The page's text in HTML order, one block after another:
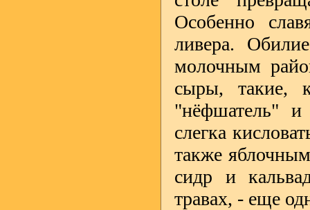
Особенно
ливера.
молочным
сыры, такие,
"нёфшатель" и
слегка
также
сидр и
травах, - еще